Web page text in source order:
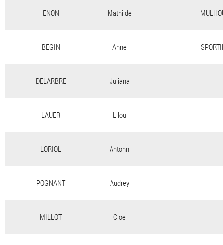
ENON Mathilde
BEGIN Anne
DELARBRE Juliana
LAUER Lilou
LORIOL Antonn
POGNANT Audrey
MILLOT Cloe